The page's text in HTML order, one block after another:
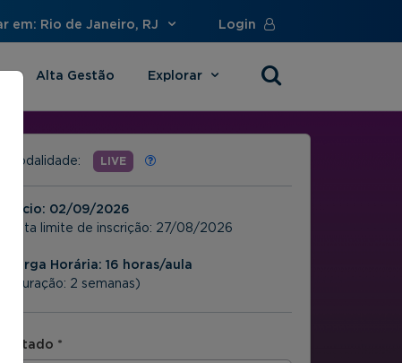
em: Rio de Janeiro, RJ Login
Alta Gestão Explorar
Modalidade: LIVE
Início: 02/09/2026
Data limite de inscrição: 27/08/2026
Carga Horária: 16 horas/aula
(Duração: 2 semanas)
Estado *